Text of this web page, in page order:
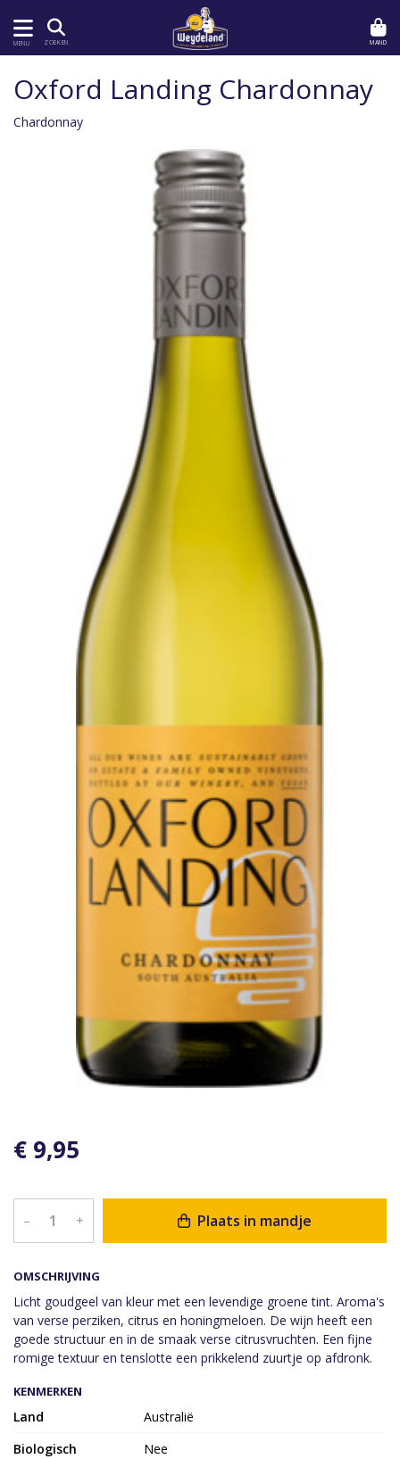
MENU ZOEKEN MAND
OMSCHRIJVING
Licht goudgeel van kleur met een levendige groene tint. Aroma's
van verse perziken, citrus en honingmeloen. De wijn heeft een
goede structuur en in de smaak verse citrusvruchten. Een fijne
romige textuur en tenslotte een prikkelend zuurtje op afdronk.
Oxford Landing Chardonnay
Chardonnay
€ 9,95
– + Plaats in mandje
KENMERKEN
Land
Australië
Biologisch
Nee